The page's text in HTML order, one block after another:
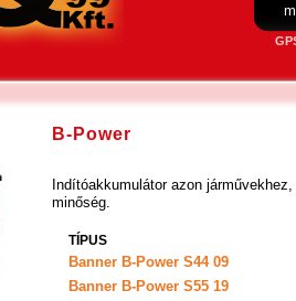
B-Power
Indítóakkumulátor azon
minőség.
TÍPUS
Banner B-Power S44 09
Banner B-Power S55 19